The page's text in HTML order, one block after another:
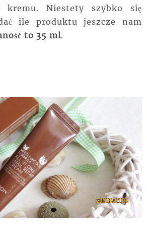
kremu. Niestety szybko się
ile produktu jeszcze nam
to 35 ml.